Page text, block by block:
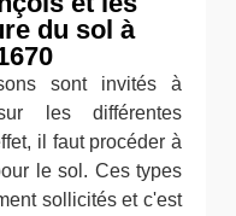
du sol à
sont invités à
les différentes
il faut procéder à
le sol. Ces types
sollicités et c'est